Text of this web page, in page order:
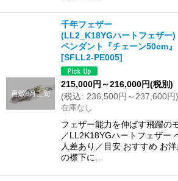
千年フェザー
(LL2_K18YGハートフェザー)
ペンダント『チェーン50cm』
[SFLL2-PE005]
215,000円 ～216,000円(税別)
(税込: 236,500円 ～237,600円)
在庫なし
フェザー能力を伸ばす飛躍の
／LL2K18YGハートフェザー
人差あり／目安 おすすめ お
の襟下に…